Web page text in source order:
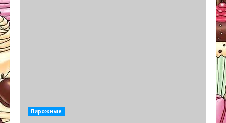
Пирожные